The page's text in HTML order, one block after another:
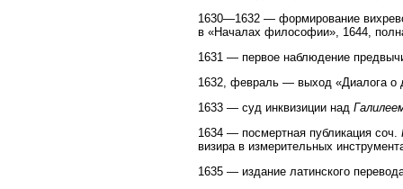
1630—1632 — формирование
в «Началах философии», 1644,
1631 — первое наблюдение
1632, февраль — выход «Диалога о
1633 — суд инквизиции над
1634 — посмертная публикация соч.
визира в измерительных
1635 — издание латинского